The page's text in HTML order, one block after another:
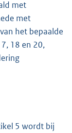
met
met
het bepaalde
18 en 20,
5 wordt bij